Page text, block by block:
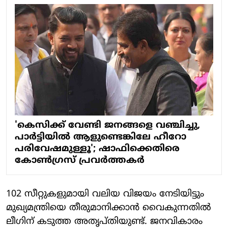
'കെസിക്ക് വേണ്ടി ജനങ്ങളെ വഞ്ചിച്ചു,
പാര്‍ട്ടിയില്‍ ആളുണ്ടെങ്കിലേ ഹീറോ
പരിവേഷമുള്ളൂ'; ഷാഫിക്കെതിരെ
കോണ്‍ഗ്രസ് പ്രവര്‍ത്തകര്‍
102 സീറ്റുകളുമായി വലിയ വിജയം നേടിയിട്ടും
മുഖ്യമന്ത്രിയെ തീരുമാനിക്കാന്‍ വൈകുന്നതില്‍
ലീഗിന് കടുത്ത അതൃപ്തിയുണ്ട്. ജനവികാരം